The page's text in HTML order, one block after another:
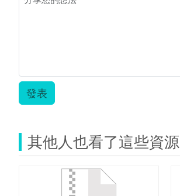
發表
其他人也看了這些資源